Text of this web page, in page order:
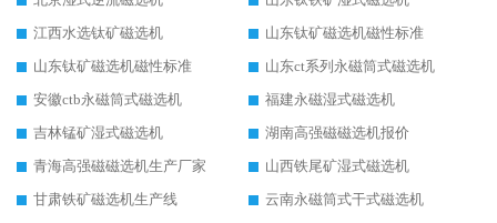
江西水选钛矿磁选机
山东钛矿磁选机磁性标准
山东钛矿磁选机磁性标准
山东ct系列永磁筒式磁选机
安徽ctb永磁筒式磁选机
福建永磁湿式磁选机
吉林锰矿湿式磁选机
湖南高强磁磁选机报价
青海高强磁磁选机生产厂家
山西铁尾矿湿式磁选机
甘肃铁矿磁选机生产线
云南永磁筒式干式磁选机